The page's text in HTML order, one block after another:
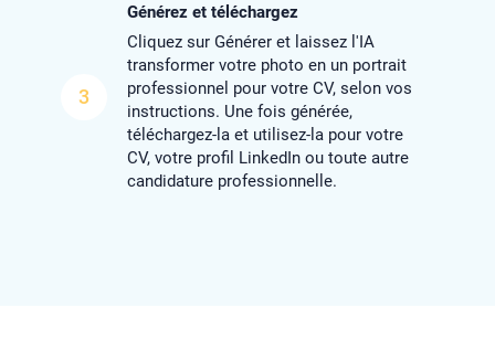
3
Générez et téléchargez
Cliquez sur Générer et laissez l'IA
transformer votre photo en un portrait
professionnel pour votre CV, selon vos
instructions. Une fois générée,
téléchargez-la et utilisez-la pour votre
CV, votre profil LinkedIn ou toute autre
candidature professionnelle.